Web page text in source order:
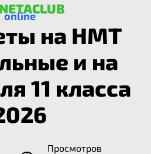
online
на НМТ
и на
11 класса
Просмотров